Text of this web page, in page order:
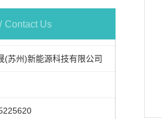
Contact Us
(苏州)新能源科技有限公司